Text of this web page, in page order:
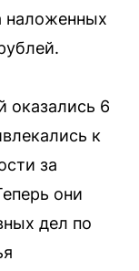
наложенных
оказались 6
к
за
они
дел по